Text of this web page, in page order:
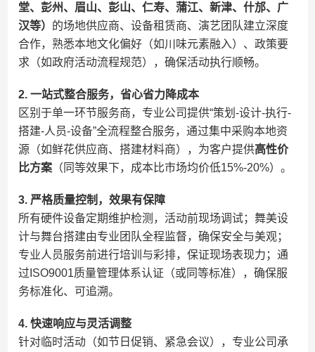
堂、彭州、眉山、彭山、仁寿、蒲江、新津、什邡、广
汉等）​ ​的场地供应商、设备租赁商、演艺团队建立深度
合作，熟悉本地文化偏好（如川味元素融入）、政策要
求（如政府活动流程规范），确保活动执行顺畅。
​2. 一站式整合服务，省心省力降成本​
区别于单一环节服务商，专业公司提供“策划-设计-执行-
搭建-人员-设备”全流程整合服务，通过集中采购本地资
源（如鲜花供应商、搭建材料商），为客户提供​​高性价
比方案​​（同等效果下，成本比市场均价低15%-20%）。
​3. 严格质量控制，效果有保障​
所有硬件设备定期维护检测，活动前现场调试；舞美设
计与舞台搭建由专业团队全程监督，确保安全与美观；
专业人员服务前进行培训与彩排，保证现场表现力；通
过ISO9001质量管理体系认证（或同等标准），确保服
务标准化、可追溯。
​4. 快速响应与灵活调整​
针对临时活动（如节日促销、紧急会议），专业公司承